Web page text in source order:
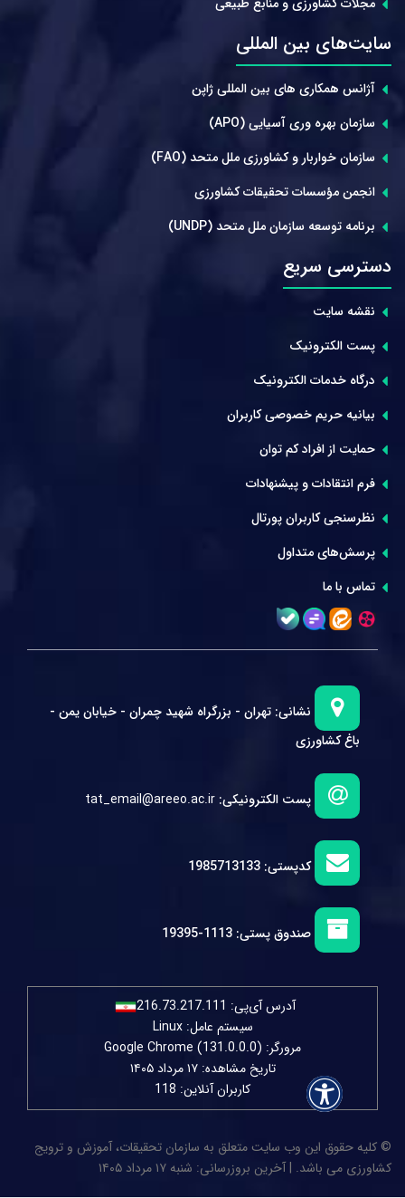
سایت‌های بین المللی
آژانس همکاری های بین المللی ژاپن
سازمان بهره وری آسیایی (APO)
سازمان خواربار و کشاورزی ملل متحد (FAO)
انجمن مؤسسات تحقیقات کشاورزی
برنامه توسعه سازمان ملل متحد (UNDP)
دسترسی سریع
نقشه سایت
پست الکترونیک
درگاه خدمات الکترونیک
بیانیه حریم خصوصی کاربران
حمایت از افراد کم توان
فرم انتقادات و پیشنهادات
نظرسنجی کاربران پورتال
پرسش‌های متداول
تماس با ما
نشانی: تهران - بزرگراه شهید چمران - خیابان یمن -
باغ کشاورزی
پست الکترونیکی: tat_email@areeo.ac.ir
کدپستی: 1985713133
صندوق پستی: 1113-19395
آدرس آی‌پی: 216.73.217.111
سیستم عامل: Linux
مرورگر: Google Chrome (131.0.0.0)
تاریخ مشاهده: ۱۷ مرداد ۱۴۰۵
کاربران آنلاین: 118
© کلیه حقوق این وب سایت متعلق به سازمان تحقیقات، آموزش و ترویج
کشاورزی می باشد. | آخرین بروزرسانی: شنبه ۱۷ مرداد ۱۴۰۵